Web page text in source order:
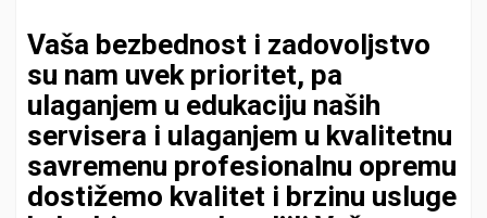
Vaša bezbednost i zadovoljstvo
su nam uvek prioritet, pa
ulaganjem u edukaciju naših
servisera i ulaganjem u kvalitetnu
savremenu profesionalnu opremu
dostižemo kvalitet i brzinu usluge